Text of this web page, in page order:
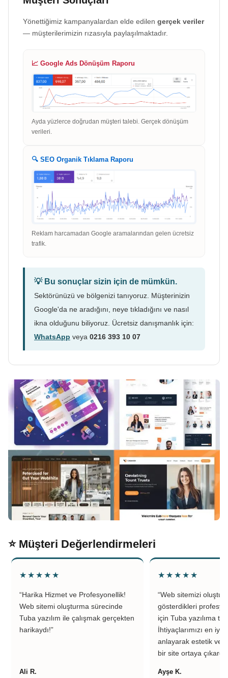
Yönettiğimiz kampanyalardan elde edilen gerçek veriler
— müşterilerimizin rızasıyla paylaşılmaktadır.
📈 Google Ads Dönüşüm Raporu
Ayda yüzlerce doğrudan müşteri talebi. Gerçek dönüşüm
verileri.
🔍 SEO Organik Tıklama Raporu
Reklam harcamadan Google aramalarından gelen ücretsiz
trafik.
💡 Bu sonuçlar sizin için de mümkün.
Sektörünüzü ve bölgenizi tanıyoruz. Müşterinizin
Google'da ne aradığını, neye tıkladığını ve nasıl
ikna olduğunu biliyoruz. Ücretsiz danışmanlık için:
WhatsApp veya 0216 393 10 07
⭐ Müşteri Değerlendirmeleri
★★★★★
“Harika Hizmet ve Profesyonellik!
Web sitemi oluşturma sürecinde
Tuba yazılım ile çalışmak gerçekten
harikaydı!”
Ali R.
★★★★★
“Web sitemizi
gösterdikleri
için Tuba yazılıma
İhtiyaçlarımızı en iyi
anlayarak estetik ve
bir site ortaya
Ayşe K.